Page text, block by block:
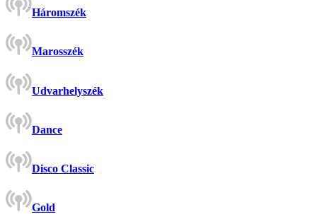
Háromszék
Marosszék
Udvarhelyszék
Dance
Disco Classic
Gold